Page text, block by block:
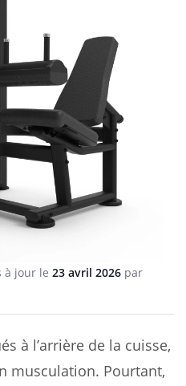
à jour le 23 avril 2026 par
à l’arrière de la cuisse,
musculation. Pourtant,